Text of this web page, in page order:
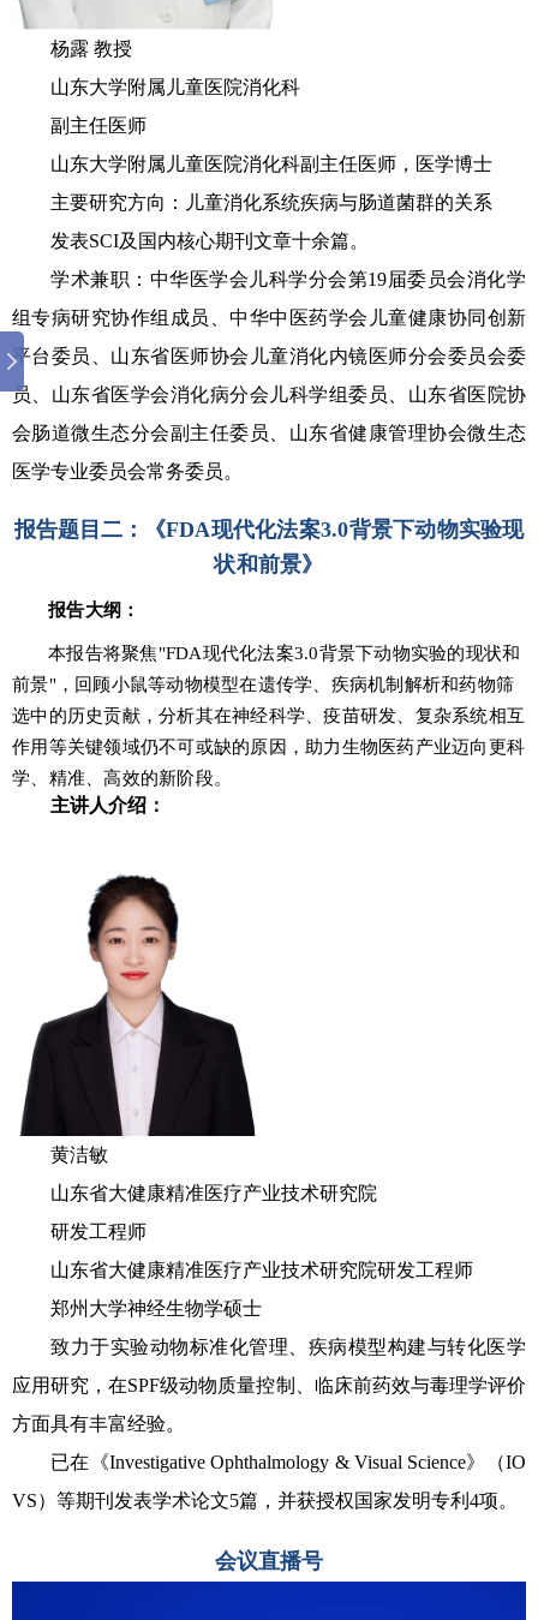
杨露 教授
山东大学附属儿童医院消化科
副主任医师
山东大学附属儿童医院消化科副主任医师，医学博士
主要研究方向：儿童消化系统疾病与肠道菌群的关系
发表SCI及国内核心期刊文章十余篇。
学术兼职：中华医学会儿科学分会第19届委员会消化学
组专病研究协作组成员、中华中医药学会儿童健康协同创新
平台委员、山东省医师协会儿童消化内镜医师分会委员会委
员、山东省医学会消化病分会儿科学组委员、山东省医院协
会肠道微生态分会副主任委员、山东省健康管理协会微生态
医学专业委员会常务委员。
报告题目二： 《FDA现代化法案3.0背景下动物实验现
状和前景》
报告大纲 ：
本报告将聚焦"FDA现代化法案3.0背景下动物实验的现状和
前景"，回顾小鼠等动物模型在遗传学、疾病机制解析和药物筛
选中的历史贡献，分析其在神经科学、疫苗研发、复杂系统相互
作用等关键领域仍不可或缺的原因，助力生物医药产业迈向更科
学、精准、高效的新阶段。
主讲人介绍：
黄洁敏
山东省大健康精准医疗产业技术研究院
研发工程师
山东省大健康精准医疗产业技术研究院研发工程师
郑州大学神经生物学硕士
致力于实验动物标准化管理、疾病模型构建与转化医学
应用研究，在SPF级动物质量控制、临床前药效与毒理学评价
方面具有丰富经验。
已在《Investigative Ophthalmology & Visual Science》（IO
VS）等期刊发表学术论文5篇，并获授权国家发明专利4项。
会议直播号